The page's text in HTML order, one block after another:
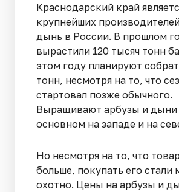
Краснодарский край
крупнейших
дынь в России. В прошлом
вырастили 120 тысяч тонн
этом году планируют
тонн, несмотря на то, что
стартовал позже обычного.
Выращивают арбузы и дыни
основном на западе и на
Но несмотря на то, что
больше, покупать его стали
охотно. Цены на арбузы и